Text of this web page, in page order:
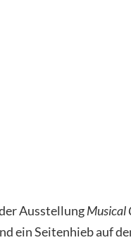
AusstellungMusical
ein Seitenhieb auf